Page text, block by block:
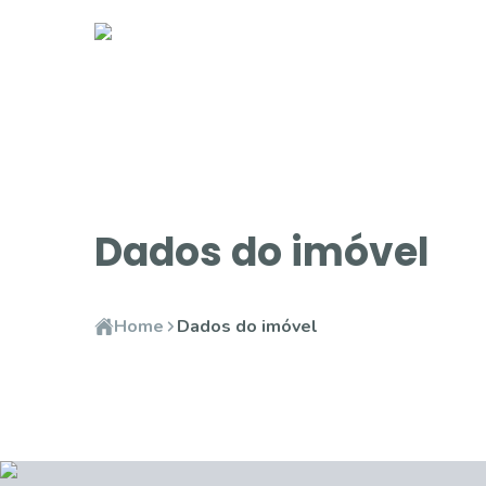
Dados do imóvel
Home Dados do imóvel